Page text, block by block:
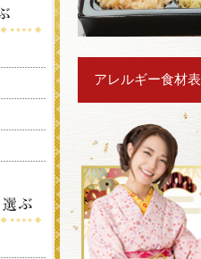
アレルギー食材